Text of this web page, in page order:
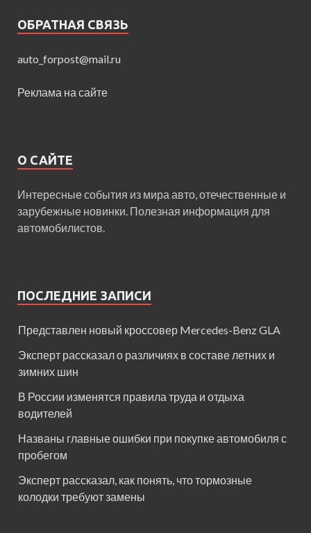
ОБРАТНАЯ СВЯЗЬ
auto_forpost@mail.ru
Реклама на сайте
О САЙТЕ
Интересные события из мира авто, отечественные и
зарубежные новинки. Полезная информация для
автомобилистов.
ПОСЛЕДНИЕ ЗАПИСИ
Представлен новый кроссовер Mercedes-Benz GLA
Эксперт рассказал о различиях в составе летних и
зимних шин
В России изменятся правила труда и отдыха
водителей
Названы главные ошибки при покупке автомобиля с
пробегом
Эксперт рассказал, как понять, что тормозные
колодки требуют замены